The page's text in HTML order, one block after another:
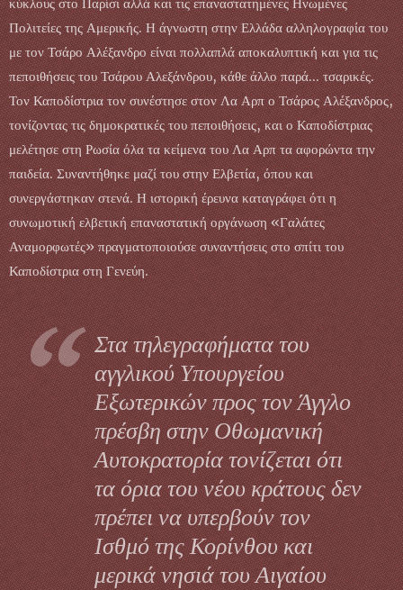
Πολιτείες της Αμερικής. Η άγνωστη στην Ελλάδα αλληλογραφία του
με τον Τσάρο Αλέξανδρο είναι πολλαπλά αποκαλυπτική και για τις
πεποιθήσεις του Τσάρου Αλεξάνδρου, κάθε άλλο παρά... τσαρικές.
Τον Καποδίστρια τον συνέστησε στον Λα Αρπ ο Τσάρος Αλέξανδρος,
τονίζοντας τις δημοκρατικές του πεποιθήσεις, και ο Καποδίστριας
μελέτησε στη Ρωσία όλα τα κείμενα του Λα Αρπ τα αφορώντα την
παιδεία. Συναντήθηκε μαζί του στην Ελβετία, όπου και
συνεργάστηκαν στενά. Η ιστορική έρευνα καταγράφει ότι η
συνωμοτική ελβετική επαναστατική οργάνωση «Γαλάτες
Αναμορφωτές» πραγματοποιούσε συναντήσεις στο σπίτι του
Καποδίστρια στη Γενεύη.
Στα τηλεγραφήματα του
αγγλικού Υπουργείου
Εξωτερικών προς τον Άγγλο
πρέσβη στην Οθωμανική
Αυτοκρατορία τονίζεται ότι
τα όρια του νέου κράτους δεν
πρέπει να υπερβούν τον
Ισθμό της Κορίνθου και
μερικά νησιά του Αιγαίου